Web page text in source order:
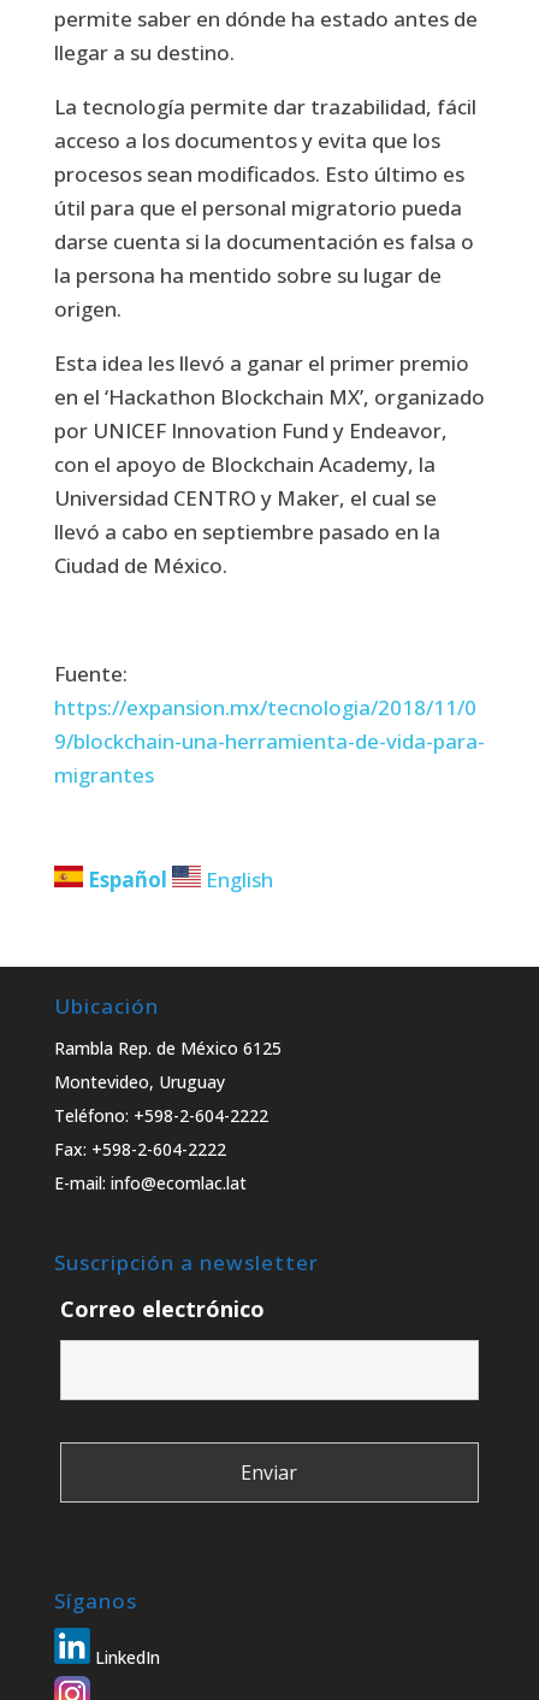
permite saber en dónde ha estado antes de
llegar a su destino.
La tecnología permite dar trazabilidad, fácil
acceso a los documentos y evita que los
procesos sean modificados. Esto último es
útil para que el personal migratorio pueda
darse cuenta si la documentación es falsa o
la persona ha mentido sobre su lugar de
origen.
Esta idea les llevó a ganar el primer premio
en el ‘Hackathon Blockchain MX’, organizado
por UNICEF Innovation Fund y Endeavor,
con el apoyo de Blockchain Academy, la
Universidad CENTRO y Maker, el cual se
llevó a cabo en septiembre pasado en la
Ciudad de México.
Fuente:
https://expansion.mx/tecnologia/2018/11/0
9/blockchain-una-herramienta-de-vida-para-
migrantes
Español English
Ubicación
Rambla Rep. de México 6125
Montevideo, Uruguay
Teléfono: +598-2-604-2222
Fax: +598-2-604-2222
E-mail: info@ecomlac.lat
Suscripción a newsletter
Correo electrónico
Síganos
LinkedIn